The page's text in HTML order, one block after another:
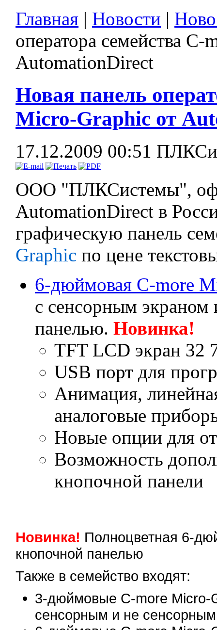
Главная | Новости |
оператора семейства
AutomationDirect
Новая панель
Micro-Graphic от
17.12.2009 00:51
ООО "ПЛКСистемы",
AutomationDirect в
графическую панель
Graphic по цене
6-дюймовая C-more
с сенсорным экраном
панелью. Новинка!
TFT LCD экран 32
USB порт для
Анимация,
аналоговые
Новые опции для
Возможность
кнопочной панели
Новинка! Полноцветная 6-
кнопочной панелью
Также в семейство входят:
3-дюймовые C-more Micro-
сенсорным и не